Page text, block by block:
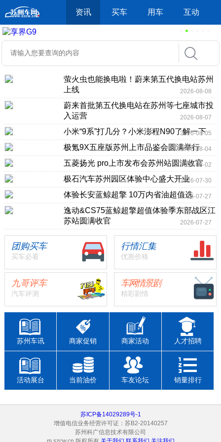
资讯 买车 用车 互动
萤火虫也能换电啦！蔚来第五代换电站苏州
上线
2026-08-08
蔚来首批第五代换电站在苏州等七座城市投
入运营
2026-08-07
小米“9系”打几分？小米澎程N90了解一下
2026-08-05
极氪9X五座版苏州上市品鉴会圆满举行
2026-08-04
五菱扬光 pro上市发布会苏州站圆满收官
2026-08-02
极石汽车苏州园区体验中心盛大开业2026-07-30
体验长安蓝鲸超擎 10万内省油超值选2026-07-27
逸动&CS75蓝鲸超擎超值体验季东部战区江
苏站圆满收官
2026-07-27
团购买车
买车必看
行情汇集
优惠价格
九哥评车
汽车评测
车网情景剧
精彩剧情
苏州车讯 商家促销 商家活动 人才招聘
活动展台 当前油价 车友论坛 销量排行
苏ICP备14029289号-1
增值电信业务经营许可证：苏B2-20140257
苏州科广信息技术有限公司